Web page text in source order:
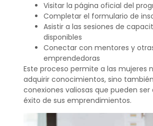
Visitar la página oficial del
Completar el formulario de
Asistir a las sesiones de
disponibles
Conectar con mentores y
emprendedoras
Este proceso permite a las mujeres
adquirir conocimientos, sino
conexiones valiosas que pueden ser
éxito de sus emprendimientos.